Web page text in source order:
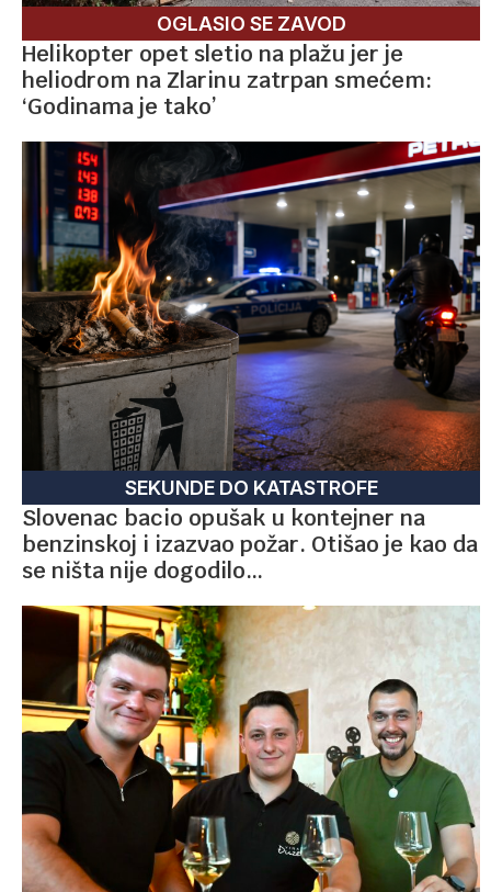
OGLASIO SE ZAVOD
Helikopter opet sletio na plažu jer je
heliodrom na Zlarinu zatrpan smećem:
‘Godinama je tako’
SEKUNDE DO KATASTROFE
Slovenac bacio opušak u kontejner na
benzinskoj i izazvao požar. Otišao je kao da
se ništa nije dogodilo…